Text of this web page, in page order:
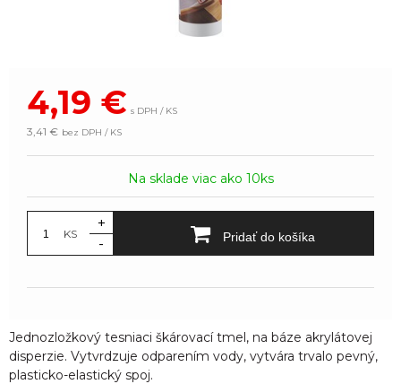
4,19 € s DPH / KS
3,41 € bez DPH / KS
Na sklade viac ako 10ks
KS
+
-
Pridať do košíka
Jednozložkový tesniaci škárovací tmel, na báze akrylátovej
disperzie. Vytvrdzuje odparením vody, vytvára trvalo pevný,
plasticko-elastický spoj.